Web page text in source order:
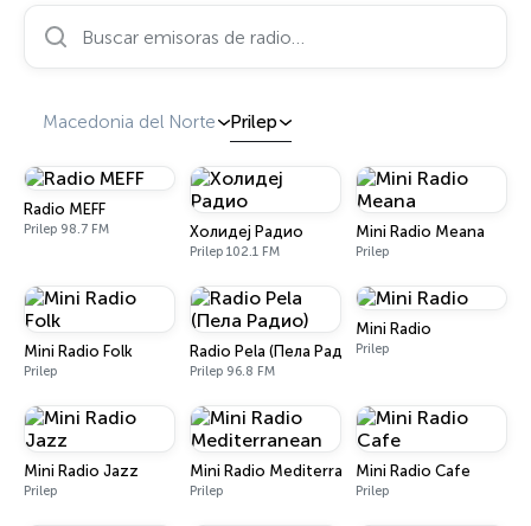
Buscar emisoras de radio…
Macedonia del Norte Prilep
Radio MEFF
Prilep 98.7 FM Холидеј Радио
Prilep 102.1 FM
Mini Radio Meana
Prilep
Mini Radio Folk
Prilep
Radio Pela (Пела Радио)
Prilep 96.8 FM
Mini Radio
Prilep
Mini Radio Jazz
Prilep
Mini Radio Mediterranean
Prilep
Mini Radio Cafe
Prilep